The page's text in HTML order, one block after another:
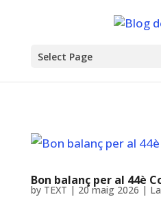
Select Page
Bon balanç per al 44è
by TEXT | 20 maig 2026 |